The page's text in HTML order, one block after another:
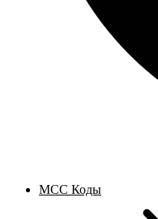
MCC Коды